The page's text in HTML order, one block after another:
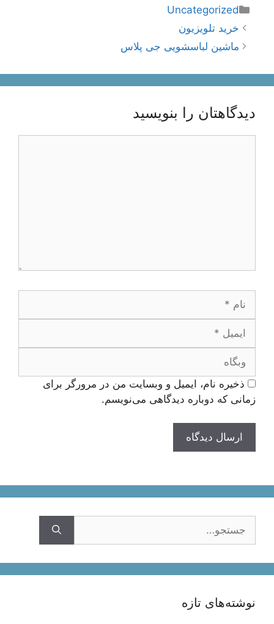
دسته‌ها
Uncategorized
ناوبری
نوشته‌ها
خرید تلویزیون
ماشین لباسشویی جی پلاس
دیدگاهتان را بنویسید
ایمیل
وبگاه
ذخیره نام، ایمیل و وبسایت من در مرورگر برای
زمانی که دوباره دیدگاهی می‌نویسم.
نوشته‌های تازه